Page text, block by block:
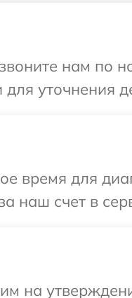
нам по
уточнения
время для
наш счет в
на